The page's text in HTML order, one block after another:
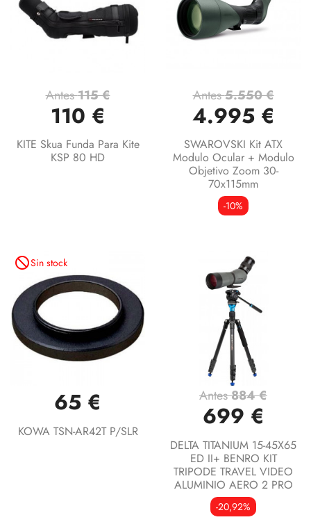
Antes115 €
110 €
KITE Skua Funda Para Kite
KSP 80 HD
Antes5.550 €
4.995 €
SWAROVSKI Kit ATX
Modulo Ocular + Modulo
Objetivo Zoom 30-
70x115mm
-10%
not_interestedSin stock
65 €
KOWA TSN-AR42T P/SLR
Antes884 €
699 €
DELTA TITANIUM 15-45X65
ED II+ BENRO KIT
TRIPODE TRAVEL VIDEO
ALUMINIO AERO 2 PRO
-20,92%